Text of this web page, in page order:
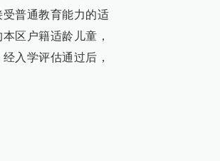
普通教育能力的适
区户籍适龄儿童，
入学评估通过后，